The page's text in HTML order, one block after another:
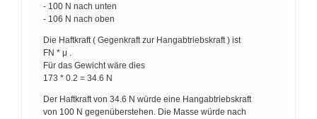
- 100 N nach unten
- 106 N nach oben
Die Haftkraft ( Gegenkraft zur Hangabtriebskraft ) ist
FN * μ .
Für das Gewicht wäre dies
173 * 0.2 = 34.6 N
Der Haftkraft von 34.6 N würde eine Hangabtriebskraft
von 100 N gegenüberstehen. Die Masse würde nach